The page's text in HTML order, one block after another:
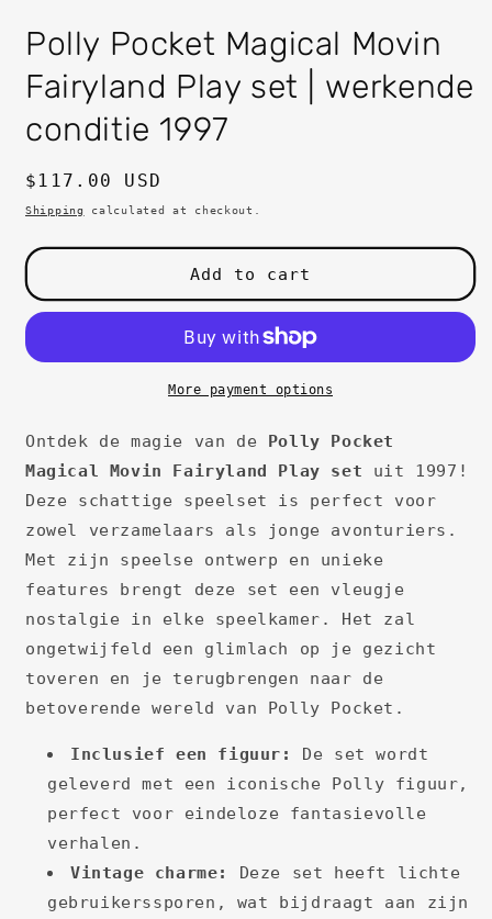
Polly Pocket Magical Movin
Fairyland Play set | werkende
conditie 1997
Regular
price
$117.00 USD
Shipping calculated at checkout.
Add to cart
More payment options
Ontdek de magie van de
Polly Pocket
Magical Movin Fairyland Play set uit 1997!
Deze schattige speelset is perfect voor
zowel verzamelaars als jonge avonturiers.
Met zijn speelse ontwerp en unieke
features brengt deze set een vleugje
nostalgie in elke speelkamer. Het zal
ongetwijfeld een glimlach op je gezicht
toveren en je terugbrengen naar de
betoverende wereld van Polly Pocket.
Inclusief een figuur:
De set wordt
geleverd met een iconische Polly figuur,
perfect voor eindeloze fantasievolle
verhalen.
Vintage charme:
Deze set heeft lichte
gebruikerssporen, wat bijdraagt aan zijn